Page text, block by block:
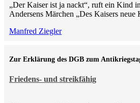
„Der Kaiser ist ja nackt“, ruft ein Kind
Andersens Märchen „Des Kaisers
Manfred Ziegler
Friedens- und streikfähig
Zur Erklärung des DGB zum